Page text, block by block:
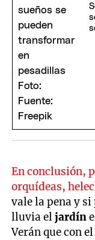
En conclusión,
orquídeas,
vale la pena y
lluvia eljardín
Verán que con